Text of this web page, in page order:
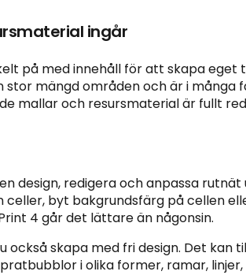
ingår
på med innehåll för att skapa
stor mängd områden och är i många
mallar och resursmaterial är fullt
design, redigera och anpassa
celler, byt bakgrundsfärg på cellen
4 går det lättare än någonsin.
också skapa med fri design. Det kan
i olika former, ramar,